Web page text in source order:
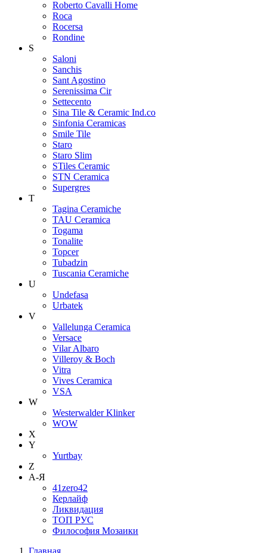
Roberto Cavalli Home
Roca
Rocersa
Rondine
S
Saloni
Sanchis
Sant Agostino
Serenissima Cir
Settecento
Sina Tile & Ceramic Ind.co
Sinfonia Ceramicas
Smile Tile
Staro
Staro Slim
STiles Ceramic
STN Ceramica
Supergres
T
Tagina Ceramiche
TAU Ceramica
Togama
Tonalite
Topcer
Tubadzin
Tuscania Ceramiche
U
Undefasa
Urbatek
V
Vallelunga Ceramica
Versace
Vilar Albaro
Villeroy & Boch
Vitra
Vives Ceramica
VSA
W
Westerwalder Klinker
WOW
X
Y
Yurtbay
Z
А-Я
41zero42
Керлайф
Ликвидация
ТОП РУС
Философия Мозаики
Главная